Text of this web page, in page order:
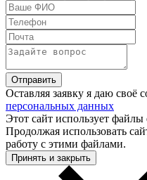
Оставляя заявку я даю своё
персональных данных
Этот сайт использует
Продолжая использовать
работу с этими файлами.
Принять и закрыть